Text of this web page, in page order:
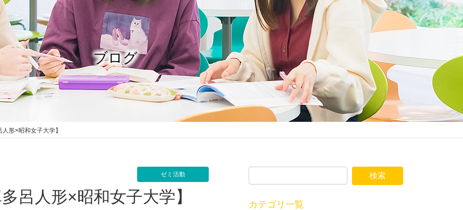
ブログ
形×昭和女子大学】
ゼミ活動
呂人形×昭和女子大学】 カテゴリ一覧